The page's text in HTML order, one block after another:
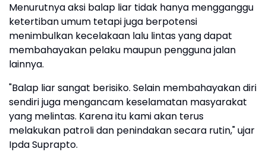
Menurutnya aksi balap liar tidak hanya mengganggu
ketertiban umum tetapi juga berpotensi
menimbulkan kecelakaan lalu lintas yang dapat
membahayakan pelaku maupun pengguna jalan
lainnya.
"Balap liar sangat berisiko. Selain membahayakan diri
sendiri juga mengancam keselamatan masyarakat
yang melintas. Karena itu kami akan terus
melakukan patroli dan penindakan secara rutin," ujar
Ipda Suprapto.